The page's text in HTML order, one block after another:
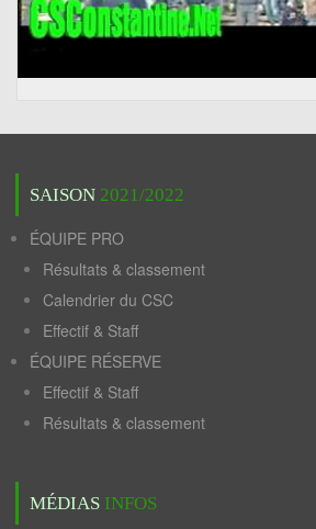
SAISON 2021/2022
ÉQUIPE PRO
Résultats & classement
Calendrier du CSC
Effectif & Staff
ÉQUIPE RÉSERVE
Effectif & Staff
Résultats & classement
MÉDIAS INFOS